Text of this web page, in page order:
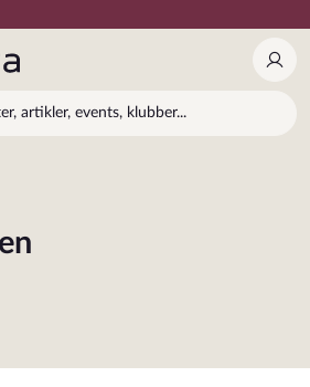
Log
artikler, events, klubber...